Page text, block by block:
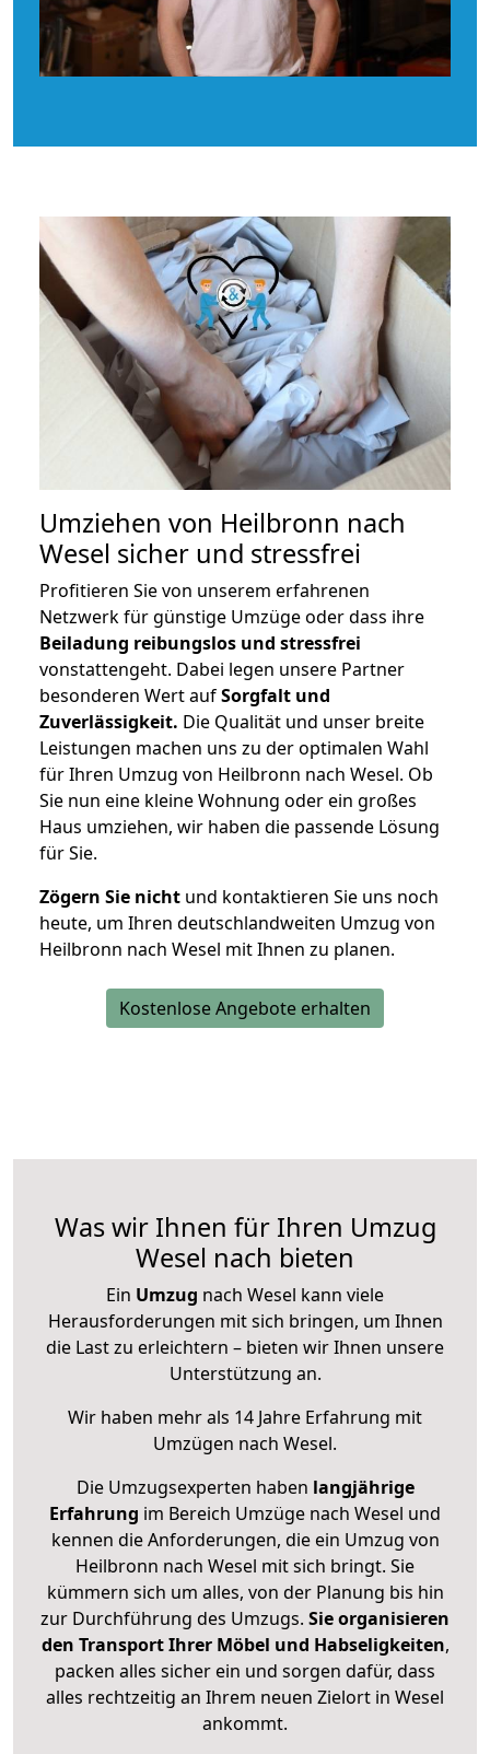
Umziehen von Heilbronn nach
Wesel sicher und stressfrei
Profitieren Sie von unserem erfahrenen
Netzwerk für günstige Umzüge oder dass ihre
Beiladung reibungslos und stressfrei
vonstattengeht. Dabei legen unsere Partner
besonderen Wert aufSorgfalt und
Zuverlässigkeit. Die Qualität und unser breite
Leistungen machen uns zu der optimalen Wahl
für Ihren Umzug von Heilbronn nach Wesel. Ob
Sie nun eine kleine Wohnung oder ein großes
Haus umziehen, wir haben die passende Lösung
für Sie.
Zögern Sie nicht und kontaktieren Sie uns noch
heute, um Ihren deutschlandweiten Umzug von
Heilbronn nach Wesel mit Ihnen zu planen.
Kostenlose Angebote erhalten
Was wir Ihnen für Ihren Umzug
Wesel nach bieten
Ein Umzug nach Wesel kann viele
Herausforderungen mit sich bringen, um Ihnen
die Last zu erleichtern – bieten wir Ihnen unsere
Unterstützung an.
Wir haben mehr als 14 Jahre Erfahrung mit
Umzügen nach Wesel.
Die Umzugsexperten haben langjährige
Erfahrung im Bereich Umzüge nach Wesel und
kennen die Anforderungen, die ein Umzug von
Heilbronn nach Wesel mit sich bringt. Sie
kümmern sich um alles, von der Planung bis hin
zur Durchführung des Umzugs. Sie organisieren
den Transport Ihrer Möbel und Habseligkeiten,
packen alles sicher ein und sorgen dafür, dass
alles rechtzeitig an Ihrem neuen Zielort in Wesel
ankommt.